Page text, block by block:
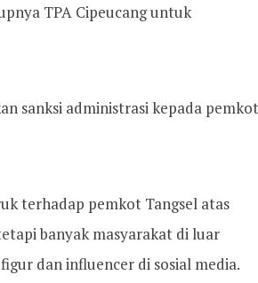
TPA Cipeucang untuk
sanksi administrasi kepada pemkot
terhadap pemkot Tangsel atas
banyak masyarakat di luar
dan influencer di sosial media.